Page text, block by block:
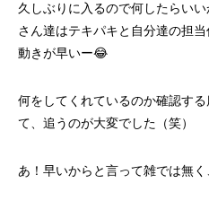
久しぶりに入るので何したらい
さん達はテキパキと自分達の担
動きが早いー😂
何をしてくれているのか確認す
て、追うのが大変でした（笑）
あ！早いからと言って雑では無